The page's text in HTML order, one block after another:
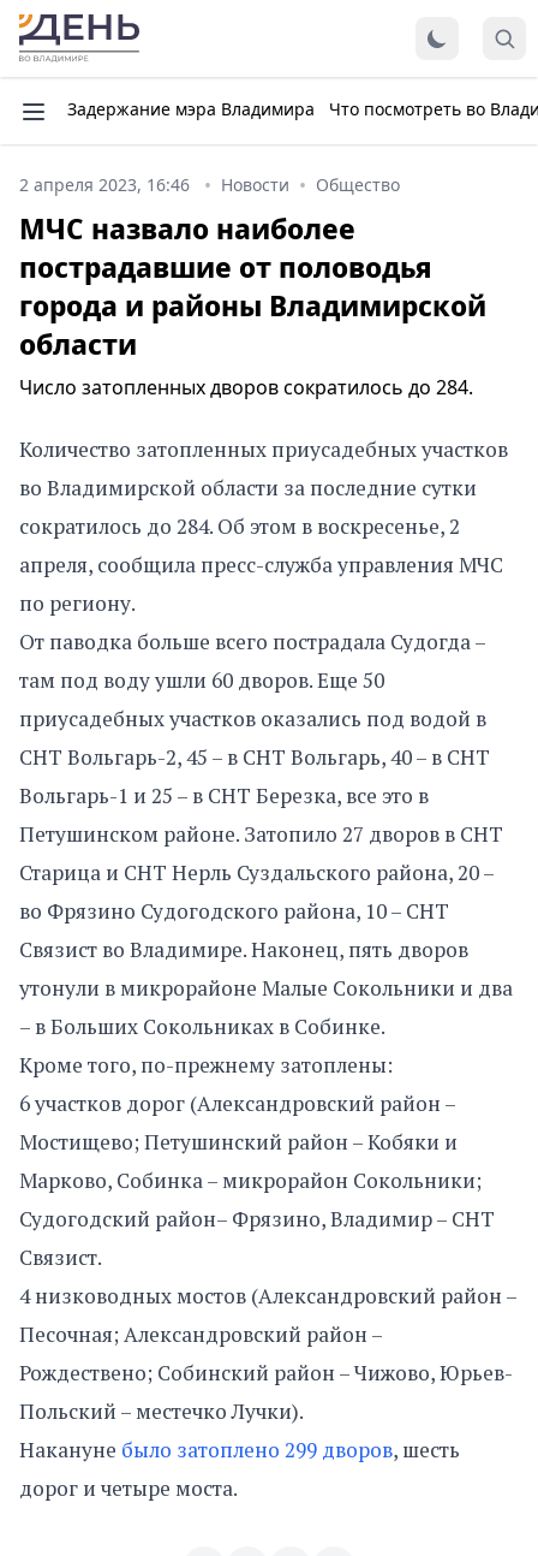
Задержание мэра Владимира Что посмотреть во
2 апреля 2023, 16:46 Новости Общество
МЧС назвало наиболее
пострадавшие от половодья
города и районы Владимирской
области
Число затопленных дворов сократилось до 284.
Количество затопленных приусадебных участков
во Владимирской области за последние сутки
сократилось до 284. Об этом в воскресенье, 2
апреля, сообщила пресс-служба управления МЧС
по региону.
От паводка больше всего пострадала Судогда –
там под воду ушли 60 дворов. Еще 50
приусадебных участков оказались под водой в
СНТ Вольгарь-2, 45 – в СНТ Вольгарь, 40 – в СНТ
Вольгарь-1 и 25 – в СНТ Березка, все это в
Петушинском районе. Затопило 27 дворов в СНТ
Старица и СНТ Нерль Суздальского района, 20 –
во Фрязино Судогодского района, 10 – СНТ
Связист во Владимире. Наконец, пять дворов
утонули в микрорайоне Малые Сокольники и два
– в Больших Сокольниках в Собинке.
Кроме того, по-прежнему затоплены:
6 участков дорог (Александровский район –
Мостищево; Петушинский район – Кобяки и
Марково, Собинка – микрорайон Сокольники;
Судогодский район– Фрязино, Владимир – СНТ
Связист.
4 низководных мостов (Александровский район –
Песочная; Александровский район –
Рождествено; Собинский район – Чижово, Юрьев-
Польский – местечко Лучки).
Накануне было затоплено 299 дворов, шесть
дорог и четыре моста.